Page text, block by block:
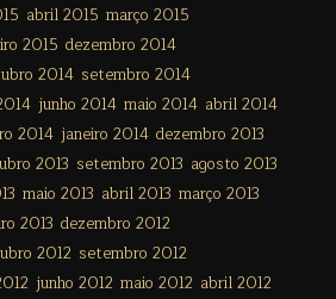
abril 2015 março 2015
2015 dezembro 2014
2014 setembro 2014
junho 2014 maio 2014 abril 2014
2014 janeiro 2014 dezembro 2013
2013 setembro 2013 agosto 2013
maio 2013 abril 2013 março 2013
2013 dezembro 2012
2012 setembro 2012
junho 2012 maio 2012 abril 2012